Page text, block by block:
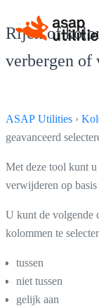
Rijen of
verbergen of
ASAP Utilities ›
geavanceerd
Met deze tool kunt
verwijderen op
U kunt de volgende
kolommen te
tussen
niet tussen
gelijk aan